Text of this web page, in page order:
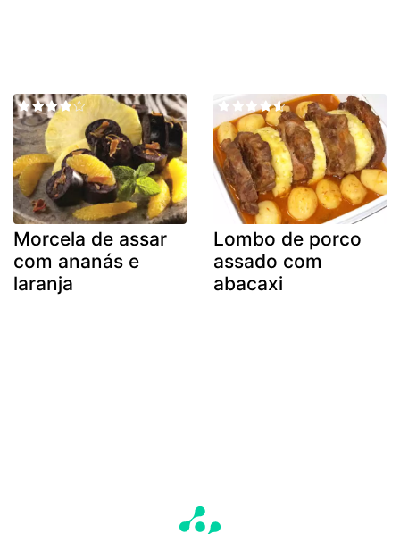
Morcela de assar
com ananás e
laranja
Lombo de porco
assado com
abacaxi